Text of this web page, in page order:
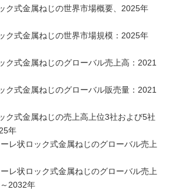
ク式金属ねじの世界市場概要、2025年
ク式金属ねじの世界市場規模：2025年
ク式金属ねじのグローバル売上高：2021
ク式金属ねじのグローバル販売量：2021
ク式金属ねじの売上高上位3社および5社
年
レ状ロック式金属ねじのグローバル売上
レ状ロック式金属ねじのグローバル売上
2032年